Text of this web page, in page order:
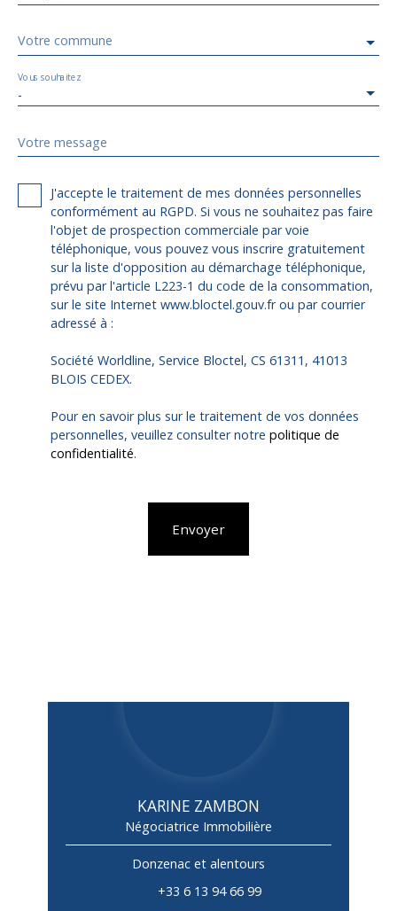
Votre commune
-
Vous souhaitez
Votre message
J'accepte le traitement de mes données personnelles
conformément au RGPD. Si vous ne souhaitez pas faire
l'objet de prospection commerciale par voie
téléphonique, vous pouvez vous inscrire gratuitement
sur la liste d'opposition au démarchage téléphonique,
prévu par l'article L223-1 du code de la consommation,
sur le site Internet www.bloctel.gouv.fr ou par courrier
adressé à :
Société Worldline, Service Bloctel, CS 61311, 41013
BLOIS CEDEX.
Pour en savoir plus sur le traitement de vos données
personnelles, veuillez consulter notre politique de
confidentialité.
Envoyer
KARINE ZAMBON
Négociatrice Immobilière
Donzenac et alentours
+33 6 13 94 66 99